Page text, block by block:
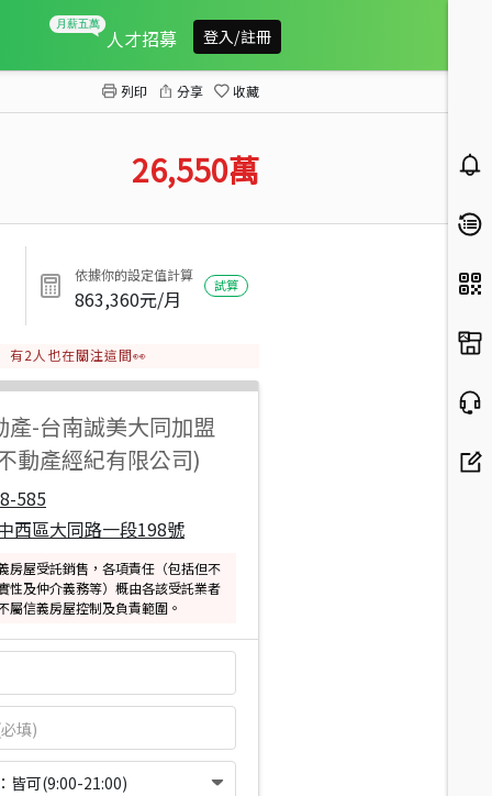
人才招募 登入/註冊
列印 分享 收藏
26,550萬
依據你的設定值計算
863,360元/月
試算
有2 人也在關注這間👀
產-台南誠美大同加盟
動產經紀有限公司)
585
西區大同路一段198號
房屋受託銷售，各項責任（包括但不
性及仲介義務等）概由各該受託業者
屬信義房屋控制及負責範圍。
皆可(9:00-21:00)